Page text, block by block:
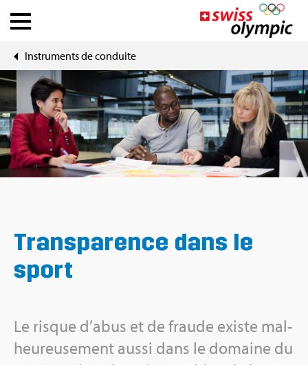
Fédé­ra­tions
Ath­lete Hub
À pro­pos de Swiss Olym­pic
Ins­tru­ments de conduite
Trans­pa­rence dans le
sport
Le risque d’abus et de fraude existe mal­
heu­reu­se­ment aussi dans le domaine du